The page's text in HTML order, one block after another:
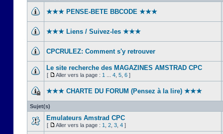
★★★ PENSE-BETE BBCODE ★★★
★★★ Liens / Suivez-les ★★★
CPCRULEZ: Comment s'y retrouver‎
Le site recherche des MAGAZINES AMSTRAD CPC
[ Aller vers la page : 1 4 5 6 ]
★★★ CHARTE DU FORUM (Pensez à la lire) ★★★
Sujet(s)
Emulateurs Amstrad CPC
[ Aller vers la page : 1 2 3 4 ]